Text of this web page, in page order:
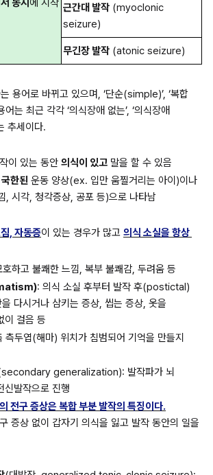
근간대 발작 (myoclonic
seizure)
무긴장 발작 (atonic seizure)
는 용어로 바뀌고 있으며, ‘단순(simple)’, ‘복합
어는 최근 각각 ‘의식장애 없는’, ‘의식장애
추세이다.
이 있는 동안 의식이 있고 말을 할 수 있음
한된 운동 양상(ex. 입만 움찔거리는 아이)이나
, 시각, 청각증상, 공포 등)으로 나타남
, 자동증이 있는 경우가 많고 의식 소실을 항상
호하고 불쾌한 느낌, 복부 불쾌감, 두려움 등
: 의식 소실 후부터 발작 후(postictal)
다시거나 삼키는 증상, 씹는 증상, 옷을
이 걸음 등
측두엽(해마) 위치가 침범되어 기억을 만들지
generalization): 발작파가 뇌
신발작으로 진행
전구 증상은 복합 부분 발작의 특징이다.
증상 없이 갑자기 의식을 잃고 발작 동안의 일을